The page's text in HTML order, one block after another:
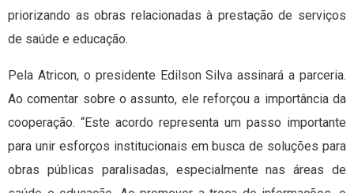
priorizando as obras relacionadas à prestação de serviços
de saúde e educação.
Pela Atricon, o presidente Edilson Silva assinará a parceria.
Ao comentar sobre o assunto, ele reforçou a importância da
cooperação. “Este acordo representa um passo importante
para unir esforços institucionais em busca de soluções para
obras públicas paralisadas, especialmente nas áreas de